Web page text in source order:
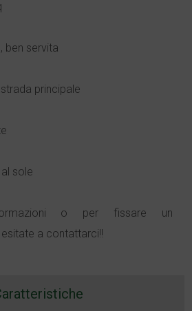
ben servita
principale
sole
o per fissare un
a contattarci!!